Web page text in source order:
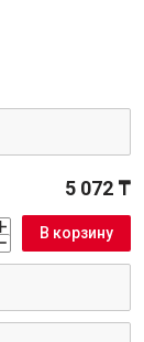
5 072 ₸
В корзину